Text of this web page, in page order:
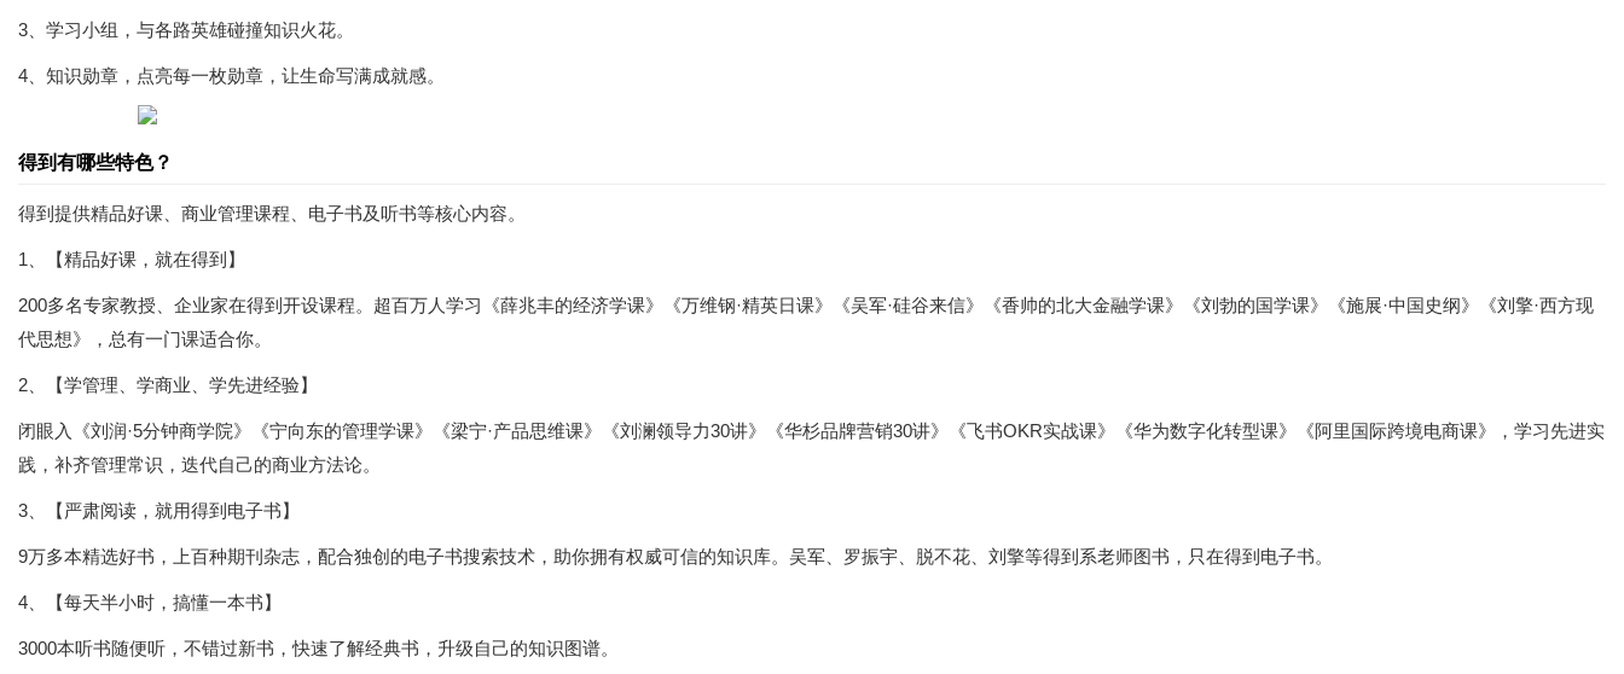
3、学习小组，与各路英雄碰撞知识火花。
4、知识勋章，点亮每一枚勋章，让生命写满成就感。
得到有哪些特色？
得到提供精品好课、商业管理课程、电子书及听书等核心内容。
1、【精品好课，就在得到】
200多名专家教授、企业家在得到开设课程。超百万人学习《薛兆丰的经济学课》《万维钢·精英日课》《吴军·硅谷来信》《香帅的北大金融学课》《刘勃的国学课》《施展·中国史纲》《刘擎·西方现
代思想》，总有一门课适合你。
2、【学管理、学商业、学先进经验】
闭眼入《刘润·5分钟商学院》《宁向东的管理学课》《梁宁·产品思维课》《刘澜领导力30讲》《华杉品牌营销30讲》《飞书OKR实战课》《华为数字化转型课》《阿里国际跨境电商课》，学习先进实
践，补齐管理常识，迭代自己的商业方法论。
3、【严肃阅读，就用得到电子书】
9万多本精选好书，上百种期刊杂志，配合独创的电子书搜索技术，助你拥有权威可信的知识库。吴军、罗振宇、脱不花、刘擎等得到系老师图书，只在得到电子书。
4、【每天半小时，搞懂一本书】
3000本听书随便听，不错过新书，快速了解经典书，升级自己的知识图谱。